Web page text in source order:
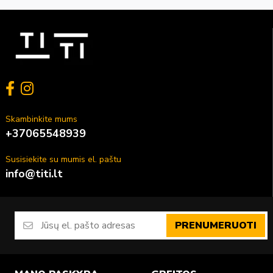
Skambinkite mums
+37065548939
Susisiekite su mumis el. paštu
info@titi.lt
PRENUMERUOTI